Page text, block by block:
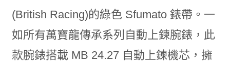
(British Racing)的綠色 Sfumato 錶帶。一
如所有萬寶龍傳承系列自動上鍊腕錶，此
款腕錶搭載 MB 24.27 自動上鍊機芯，擁